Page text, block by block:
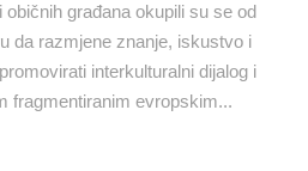
građana okupili su se od
da razmjene znanje, iskustvo i
interkulturalni dijalog i
fragmentiranim evropskim...